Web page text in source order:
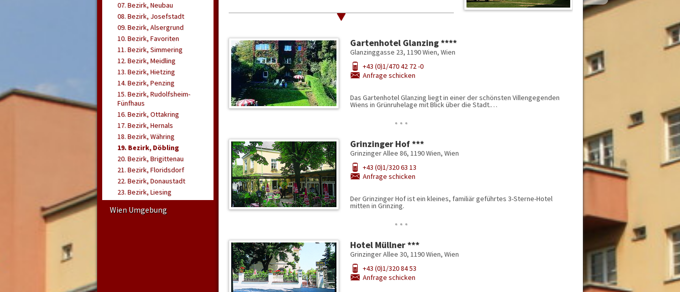
Steiermark
Ferienhaus
Ferienwohnung
Erweiterte Ausstattung
07. Bezirk, Neubau
08. Bezirk, Josefstadt
09. Bezirk, Alsergrund
10. Bezirk, Favoriten
11. Bezirk, Simmering
12. Bezirk, Meidling
13. Bezirk, Hietzing
14. Bezirk, Penzing
15. Bezirk, Rudolfsheim-
Fünfhaus
16. Bezirk, Ottakring
17. Bezirk, Hernals
18. Bezirk, Währing
19. Bezirk, Döbling
20. Bezirk, Brigittenau
21. Bezirk, Floridsdorf
22. Bezirk, Donaustadt
23. Bezirk, Liesing
Wien Umgebung
Gartenhotel Glanzing ****
Glanzinggasse 23, 1190 Wien, Wien
+43 (0)1/470 42 72 -0
Anfrage schicken
Das Gartenhotel Glanzing liegt in einer der schönsten Villengegenden
Wiens in Grünruhelage mit Blick über die Stadt.…
…
Grinzinger Hof ***
Grinzinger Allee 86, 1190 Wien, Wien
+43 (0)1/320 63 13
Anfrage schicken
Der Grinzinger Hof ist ein kleines, familiär geführtes 3-Sterne-Hotel
mitten in Grinzing.
…
Hotel Müllner ***
Grinzinger Allee 30, 1190 Wien, Wien
+43 (0)1/320 84 53
Anfrage schicken